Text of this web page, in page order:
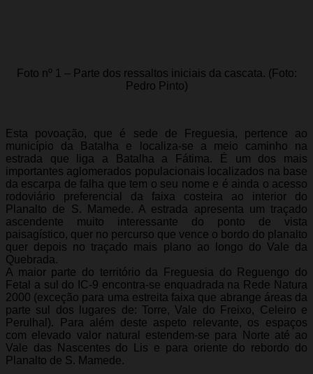
Foto nº 1 – Parte dos ressaltos iniciais da cascata. (Foto:
Pedro Pinto)
Esta povoação, que é sede de Freguesia, pertence ao
município da Batalha e localiza-se a meio caminho na
estrada que liga a Batalha a Fátima. É um dos mais
importantes aglomerados populacionais localizados na base
da escarpa de falha que tem o seu nome e é ainda o acesso
rodoviário preferencial da faixa costeira ao interior do
Planalto de S. Mamede. A estrada apresenta um traçado
ascendente muito interessante do ponto de vista
paisagístico, quer no percurso que vence o bordo do planalto
quer depois no traçado mais plano ao longo do Vale da
Quebrada.
A maior parte do território da Freguesia do Reguengo do
Fetal a sul do IC-9 encontra-se enquadrada na Rede Natura
2000 (exceção para uma estreita faixa que abrange áreas da
parte sul dos lugares de: Torre, Vale do Freixo, Celeiro e
Perulhal). Para além deste aspeto relevante, os espaços
com elevado valor natural estendem-se para Norte até ao
Vale das Nascentes do Lis e para oriente do rebordo do
Planalto de S. Mamede.